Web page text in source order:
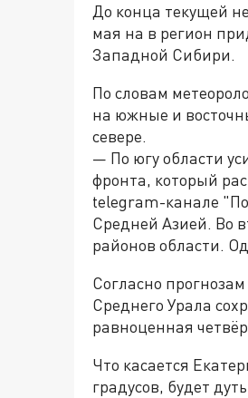
До конца текущей
мая на в регион
Западной Сибири.
По словам
на южные и
севере.
— По югу области
фронта, который
telegram-канале
Средней Азией. Во
районов области.
Согласно
Среднего Урала
равноценная
Что касается
градусов, будет